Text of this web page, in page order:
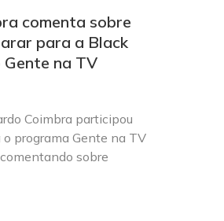
comenta sobre
para a Black
Gente na TV
Coimbra participou
programa Gente na TV
sobre